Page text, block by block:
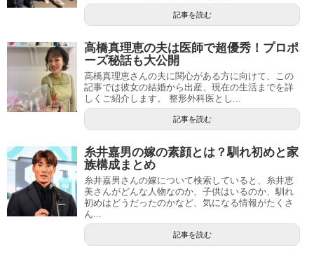
記事を読む
高橋真理恵の夫は医師で超優秀！プロポ
ーズ秘話も大公開
高橋真理恵さんの夫に関心がある方に向けて、この
記事では彼女の結婚から出産、現在の生活までを詳
しくご紹介します。 整形外科医とし...
記事を読む
糸井嘉男の嫁の素顔とは？馴れ初めと家
族構成まとめ
糸井嘉男さんの嫁について検索していると、糸井恵
美さんがどんな人物なのか、子供はいるのか、馴れ
初めはどうだったのかなど、気になる情報がたくさ
ん...
記事を読む